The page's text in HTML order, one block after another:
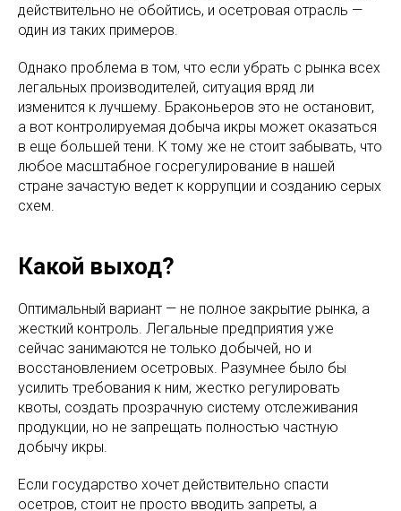
действительно не обойтись, и осетровая отрасль —
один из таких примеров.
Однако проблема в том, что если убрать с рынка всех
легальных производителей, ситуация вряд ли
изменится к лучшему. Браконьеров это не остановит,
а вот контролируемая добыча икры может оказаться
в еще большей тени. К тому же не стоит забывать, что
любое масштабное госрегулирование в нашей
стране зачастую ведет к коррупции и созданию серых
схем.
Какой выход?
Оптимальный вариант — не полное закрытие рынка, а
жесткий контроль. Легальные предприятия уже
сейчас занимаются не только добычей, но и
восстановлением осетровых. Разумнее было бы
усилить требования к ним, жестко регулировать
квоты, создать прозрачную систему отслеживания
продукции, но не запрещать полностью частную
добычу икры.
Если государство хочет действительно спасти
осетров, стоит не просто вводить запреты, а